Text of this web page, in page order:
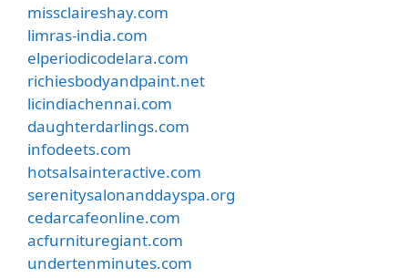
missclaireshay.com
limras-india.com
elperiodicodelara.com
richiesbodyandpaint.net
licindiachennai.com
daughterdarlings.com
infodeets.com
hotsalsainteractive.com
serenitysalonanddayspa.org
cedarcafeonline.com
acfurnituregiant.com
undertenminutes.com